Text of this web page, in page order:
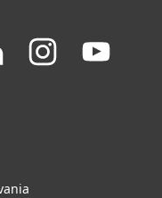
Join
on
Join
on